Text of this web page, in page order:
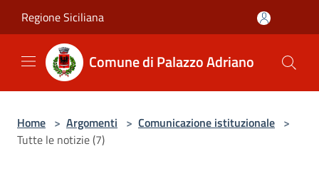
Regione Siciliana
Comune di Palazzo Adriano
Home > Argomenti > Comunicazione istituzionale >
Tutte le notizie (7)